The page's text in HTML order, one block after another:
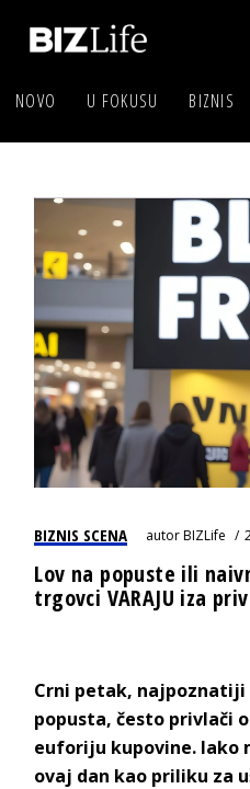
NOVO U FOKUSU BIZNIS
BIZNIS SCENA autorBIZLife
Lov na popuste ili
trgovci VARAJU iza
Crni petak,
popusta, često privlači
euforiju kupovine. Iako
ovaj dan kao priliku za